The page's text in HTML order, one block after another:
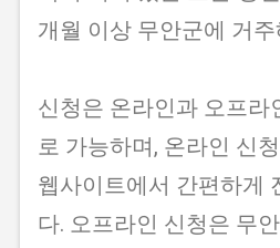
개월 이상 무안군에 거
신청은 온라인과 오프라
로 가능하며, 온라인 신
웹사이트에서 간편하게
다. 오프라인 신청은 무